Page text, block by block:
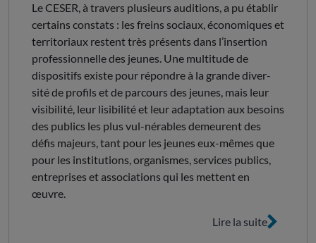
Le CESER, à travers plusieurs auditions, a pu établir
certains constats : les freins sociaux, économiques et
territoriaux restent très présents dans l’insertion
professionnelle des jeunes. Une multitude de
dispositifs existe pour répondre à la grande diver-
sité de profils et de parcours des jeunes, mais leur
visibilité, leur lisibilité et leur adaptation aux besoins
des publics les plus vul-nérables demeurent des
défis majeurs, tant pour les jeunes eux-mêmes que
pour les institutions, organismes, services publics,
entreprises et associations qui les mettent en
œuvre.
Lire la suite